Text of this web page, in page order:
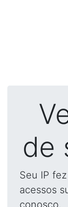
de
Seu IP
acessos
conosco.